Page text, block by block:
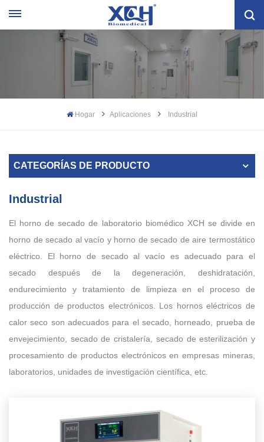
Hogar Aplicaciones Industrial
CATEGORÍAS DE PRODUCTO
Industrial
El horno de secado de laboratorio biomédico XCH se divide en
horno de secado al vacío y horno de secado de aire termostático
eléctrico. El horno de secado al vacío es adecuado para el
secado después de la degeneración, deshidratación,
endurecimiento y tratamiento de limpieza en el proceso de
producción de productos electrónicos. Los hornos eléctricos de
calor seco son adecuados para el secado, horneado, prueba de
envejecimiento, secado de cristalería, secado de esterilización y
procesamiento de productos electrónicos en empresas mineras,
laboratorios, unidades de investigación científica, etc.